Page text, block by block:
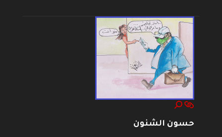
حسون الشنون